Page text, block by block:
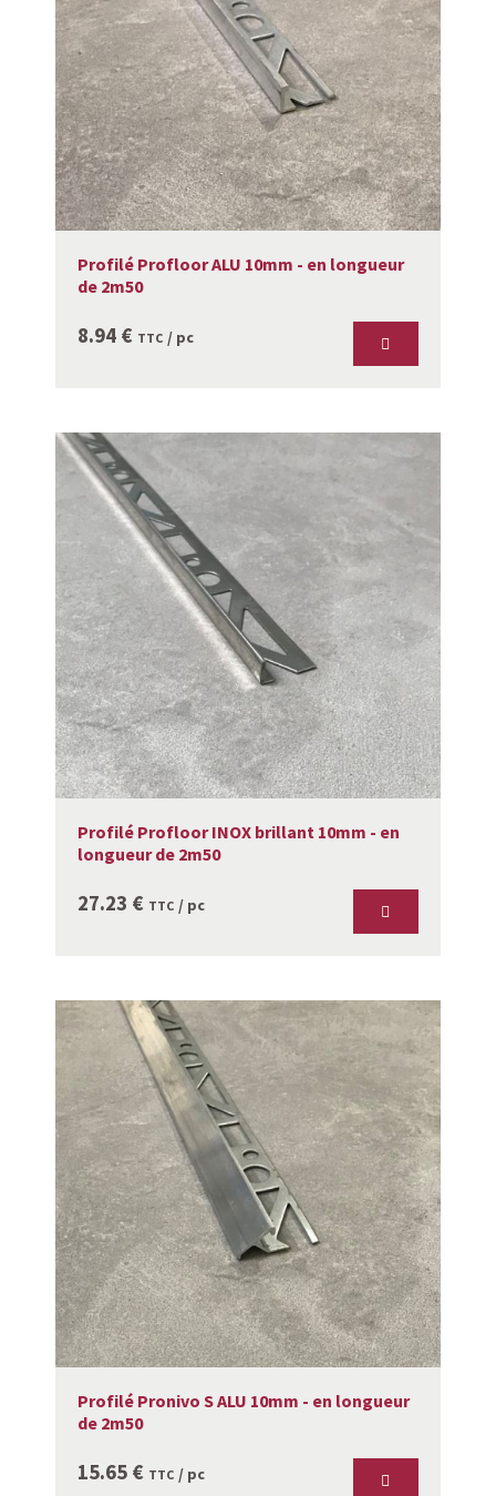
Profilé Profloor ALU 10mm - en longueur
de 2m50
8.94 € TTC / pc
Profilé Profloor INOX brillant 10mm - en
longueur de 2m50
27.23 € TTC / pc
Profilé Pronivo S ALU 10mm - en longueur
de 2m50
15.65 € TTC / pc